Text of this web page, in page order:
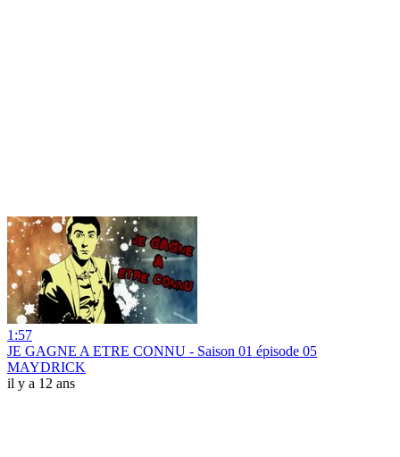
1:57
JE GAGNE A ETRE CONNU - Saison 01 épisode 05
MAYDRICK
il y a 12 ans